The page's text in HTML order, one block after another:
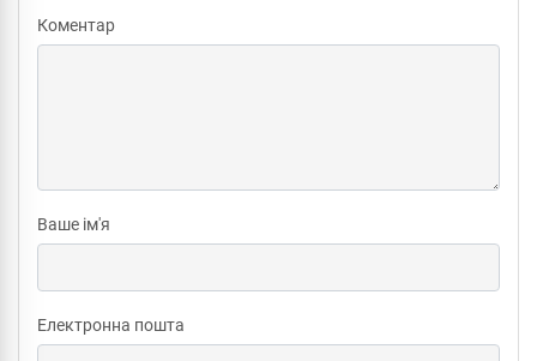
Коментар
Ваше ім'я
Електронна пошта